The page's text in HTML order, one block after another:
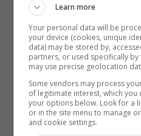
Fr. 1987. Drame de guerre
Campion
guerre entre la France et la
le service militaire à la
contraint d'aller
Durée: 87 min.
Learn more
Your personal data will be
your device (cookies, unique
data) may be stored by,
partners, or used specifically
may use precise geolocation
Some vendors may process
of legitimate interest, which
your options below. Look for a
or in the site menu to manage
and cookie settings.